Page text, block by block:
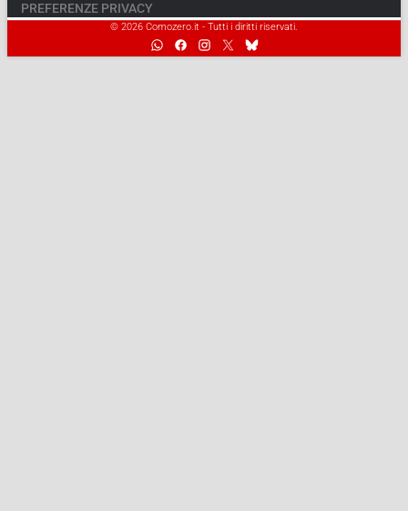
PREFERENZE PRIVACY
© 2026 Comozero.it - Tutti i diritti riservati.